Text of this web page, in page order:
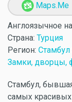
Maps.Me
Англоязычное
Страна: Турция
Регион: Стамбул
Замки, дворцы,
Стамбул,
самых красивых